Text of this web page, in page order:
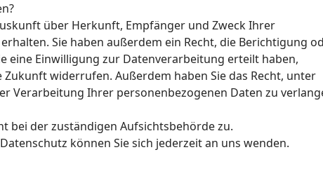
über Herkunft, Empfänger und Zweck Ihrer
Sie haben außerdem ein Recht, die Berichtigung
eine Einwilligung zur Datenverarbeitung erteilt haben,
widerrufen. Außerdem haben Sie das Recht, unter
Verarbeitung Ihrer personenbezogenen Daten zu
bei der zuständigen Aufsichtsbehörde zu.
können Sie sich jederzeit an uns wenden.